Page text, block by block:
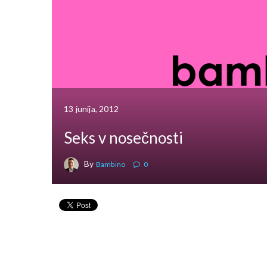
13 junija, 2012
Seks v nosečnosti
By Bambino 0